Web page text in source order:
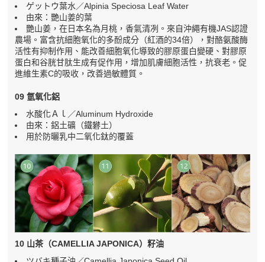
ゲットウ葉水／Alpinia Speciosa Leaf Water
由來：艷山姜的葉
艷山姜，在日本名為月桃，香氣清冽。來自沖繩有機JAS認證
農場。富含抗細胞氧化的多酚成分（紅酒的34倍），對酪氨酸酶
活性有抑制作用、能改善細胞氧化導致的膠原蛋白變硬、對膠原
蛋白和谷胱甘肽生成有促作用，增加肌膚細胞活性，抗衰老。促
進維生素C的吸收，改善過敏體質。
09 氫氧化鋁
水酸化Ａｌ／Aluminum Hydroxide
由來：鋁土礦（鐵礬土）
用於防曬乳中二氧化鈦的覆蓋
10 山茶（CAMELLIA JAPONICA）籽油